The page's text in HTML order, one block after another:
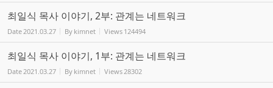
최일식 목사 이야기, 2부: 관계는 네트워크
Date 2021.03.27 By kimnet Views 124494
최일식 목사 이야기, 1부: 관계는 네트워크
Date 2021.03.27 By kimnet Views 28302